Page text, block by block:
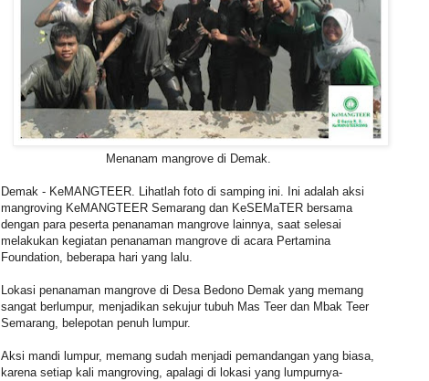
Menanam mangrove di Demak.
Demak - KeMANGTEER. Lihatlah foto di samping ini. Ini adalah aksi
mangroving KeMANGTEER Semarang dan KeSEMaTER bersama
dengan para peserta penanaman mangrove lainnya, saat selesai
melakukan kegiatan penanaman mangrove di acara Pertamina
Foundation, beberapa hari yang lalu.
Lokasi penanaman mangrove di Desa Bedono Demak yang memang
sangat berlumpur, menjadikan sekujur tubuh Mas Teer dan Mbak Teer
Semarang, belepotan penuh lumpur.
Aksi mandi lumpur, memang sudah menjadi pemandangan yang biasa,
karena setiap kali mangroving, apalagi di lokasi yang lumpurnya-